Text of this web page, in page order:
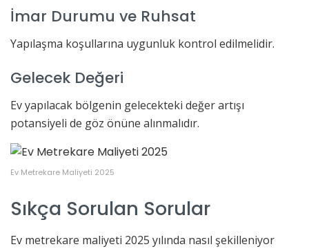
İmar Durumu ve Ruhsat
Yapılaşma koşullarına uygunluk kontrol edilmelidir.
Gelecek Değeri
Ev yapılacak bölgenin gelecekteki değer artışı
potansiyeli de göz önüne alınmalıdır.
Ev Metrekare Maliyeti 2025
Sıkça Sorulan Sorular
Ev metrekare maliyeti 2025 yılında nasıl şekilleniyor